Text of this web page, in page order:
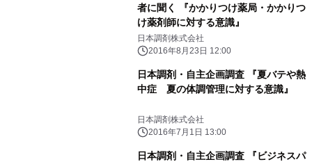
者に聞く 『かかりつけ薬局・かかりつ
け薬剤師に対する意識』
日本調剤株式会社
2016年8月23日 12:00
日本調剤・自主企画調査 『夏バテや熱
中症 夏の体調管理に対する意識』
日本調剤株式会社
2016年7月1日 13:00
日本調剤・自主企画調査 『ビジネスパ